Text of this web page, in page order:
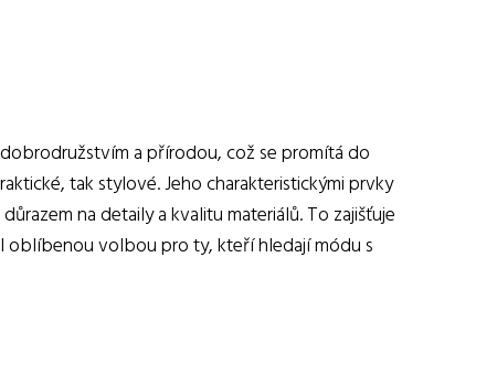
a přírodou, což se promítá do
tak stylové. Jeho charakteristickými prvky
na detaily a kvalitu materiálů. To zajišťuje
oblíbenou volbou pro ty, kteří hledají módu s